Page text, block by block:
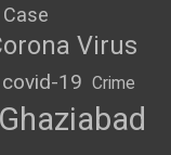
Virus
covid-19 Crime
Ghaziabad